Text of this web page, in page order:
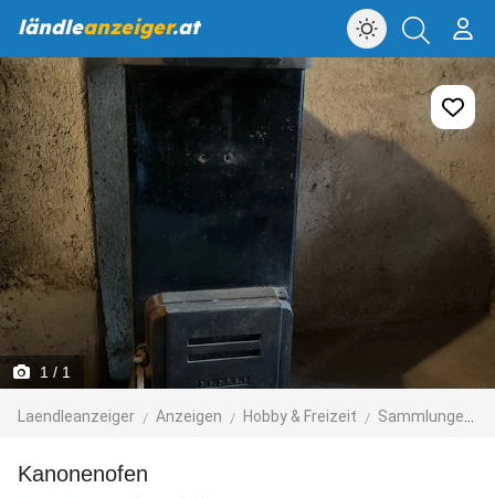
ländleanzeiger.at
1 / 1
Laendleanzeiger Anzeigen Hobby & Freizeit Sammlungen & Seltenes
Kanonenofen